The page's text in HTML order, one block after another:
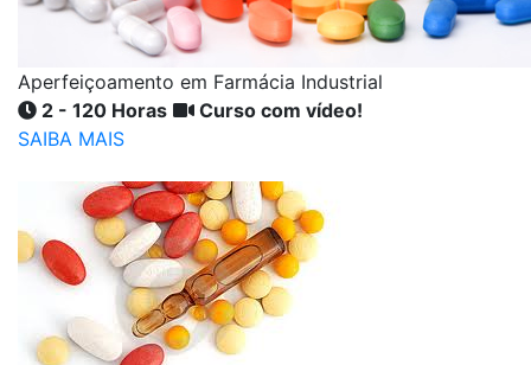
Aperfeiçoamento em Farmácia Industrial
2 - 120 Horas
Curso com vídeo!
SAIBA MAIS